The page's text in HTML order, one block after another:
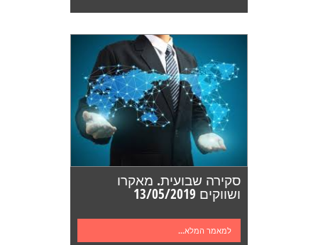
סקירה שבועית. מאקרו
ושווקים 13/05/2019
למאמר המלא...